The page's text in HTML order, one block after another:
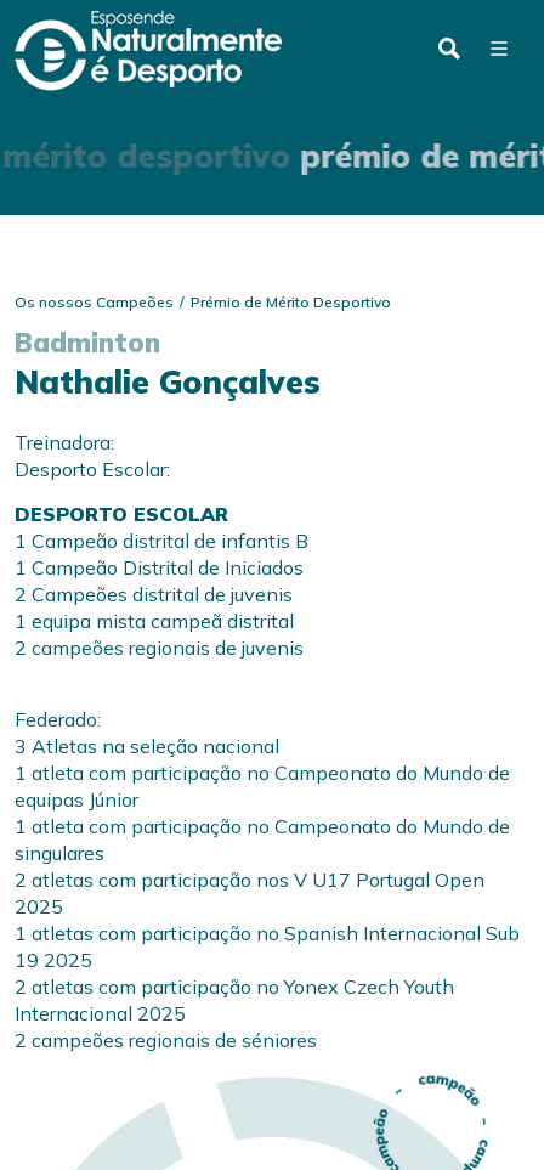
desportivo prémio de
Os nossos Campeões Prémio de Mérito Desportivo
Badminton
Nathalie Gonçalves
Treinadora:
Desporto Escolar:
DESPORTO ESCOLAR
1 Campeão distrital de infantis B
1 Campeão Distrital de Iniciados
2 Campeões distrital de juvenis
1 equipa mista campeã distrital
2 campeões regionais de juvenis
Federado:
3 Atletas na seleção nacional
1 atleta com participação no Campeonato do Mundo de
equipas Júnior
1 atleta com participação no Campeonato do Mundo de
singulares
2 atletas com participação nos V U17 Portugal Open
2025
1 atletas com participação no Spanish Internacional Sub
19 2025
2 atletas com participação no Yonex Czech Youth
Internacional 2025
2 campeões regionais de séniores